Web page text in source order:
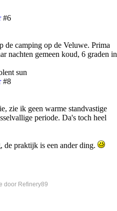
#6
de camping op de Veluwe. Prima
nachten gemeen koud, 6 graden in
sun
#8
zie ik geen warme standvastige
periode. Da's toch heel
de praktijk is een ander ding.
door Refinery89